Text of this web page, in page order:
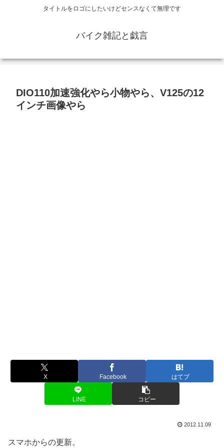
タイトルをロゴにしたいけどセンスなくて無理です
バイク雑記と戯言
DIO110加速強化やら小物やら、V125の12
インチ画像やら
X Facebook はてブ
LINE コピー
2012.11.09
スマホからの更新。